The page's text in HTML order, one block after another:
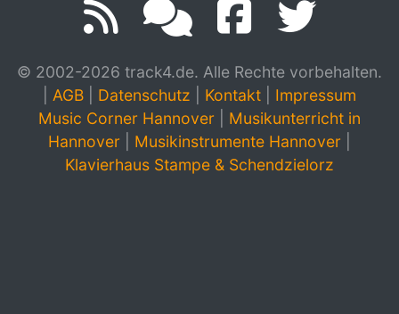
© 2002-2026 track4.de. Alle Rechte vorbehalten.
AGB Datenschutz Kontakt
Impressum
Music Corner Hannover
Musikunterricht in
Hannover
Musikinstrumente Hannover
Klavierhaus Stampe & Schendzielorz